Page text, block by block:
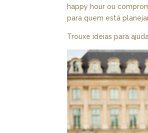
happy hour ou
para quem está
Trouxe ideias para